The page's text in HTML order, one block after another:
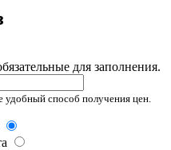
для заполнения.
удобный способ получения цен.